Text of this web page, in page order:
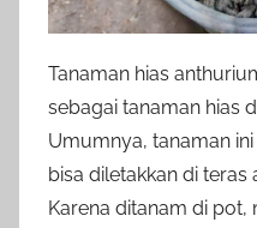
Tanaman hias
sebagai tanaman hias
Umumnya, tanaman
bisa diletakkan di
Karena ditanam di pot,